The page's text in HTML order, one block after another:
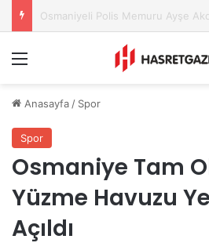
Osmaniye Belediyesi’nden Sahte
Anasayfa / Spor
Spor
Osmaniye Tam
Yüzme Havuzu
Açıldı